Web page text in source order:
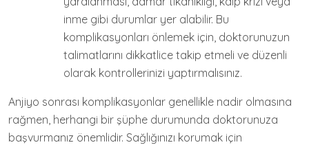
inme gibi durumlar yer alabilir. Bu
komplikasyonları önlemek için, doktorunuzun
talimatlarını dikkatlice takip etmeli ve düzenli
olarak kontrollerinizi yaptırmalısınız.
Anjiyo sonrası komplikasyonlar genellikle nadir olmasına
rağmen, herhangi bir şüphe durumunda doktorunuza
başvurmanız önemlidir. Sağlığınızı korumak için